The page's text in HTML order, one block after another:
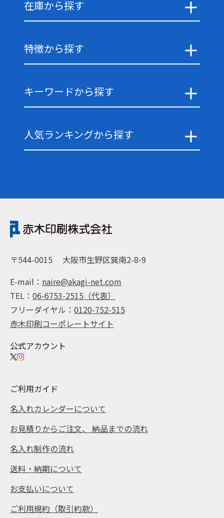
在庫から探す
特徴から探す
キーワードから探す
人気ランキングから探す
〒544-0015
大阪市生野区巽南2-8-9
E-mail： naire@akagi-net.com
TEL： 06-6753-2515（代表）
フリーダイヤル： 0120-752-515
赤木印刷コーポレートサイト
公式アカウント
ご利用ガイド
名入れカレンダーについて
お見積りからご注文、 納品までの流れ
名入れ制作の流れ
送料・納期について
お支払いについて
ご利用規約（取引約款）